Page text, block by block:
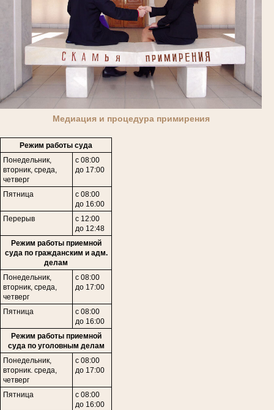
Медиация и процедура примирения
Режим работы суда
Понедельник,
вторник, среда,
четверг
с 08:00
до 17:00
Пятница
с 08:00
до 16:00
Перерыв
с 12:00
до 12:48
Режим работы приемной
суда по гражданским и адм.
делам
Понедельник,
вторник, среда,
четверг
с 08:00
до 17:00
Пятница
с 08:00
до 16:00
Режим работы приемной
суда по уголовным делам
Понедельник,
вторник. среда,
четверг
с 08:00
до 17:00
Пятница
с 08:00
до 16:00